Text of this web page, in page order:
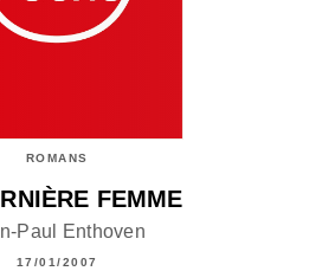
ROMANS
FEMME
Paul Enthoven
17/01/2007